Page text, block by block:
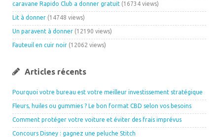
caravane Rapido Club a donner gratuit (16734 views)
Lit à donner (14748 views)
Un paravent à donner (12190 views)
Fauteuil en cuir noir (12062 views)
Articles récents
Pourquoi votre bureau est votre meilleur investissement stratégique
Fleurs, huiles ou gummies ? Le bon format CBD selon vos besoins
Comment protéger votre voiture et éviter des frais imprévus
Concours Disney : gagnez une peluche Stitch